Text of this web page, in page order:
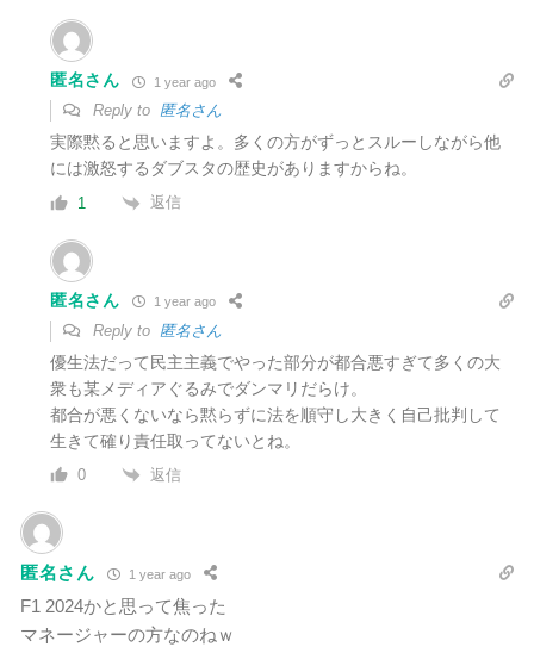
匿名さん 1 year ago
Reply to 匿名さん
実際黙ると思いますよ。多くの方がずっとスルーしながら他
には激怒するダブスタの歴史がありますからね。
1 返信
匿名さん 1 year ago
Reply to 匿名さん
優生法だって民主主義でやった部分が都合悪すぎて多くの大
衆も某メディアぐるみでダンマリだらけ。
都合が悪くないなら黙らずに法を順守し大きく自己批判して
生きて確り責任取ってないとね。
0 返信
匿名さん 1 year ago
F1 2024かと思って焦った
マネージャーの方なのねｗ